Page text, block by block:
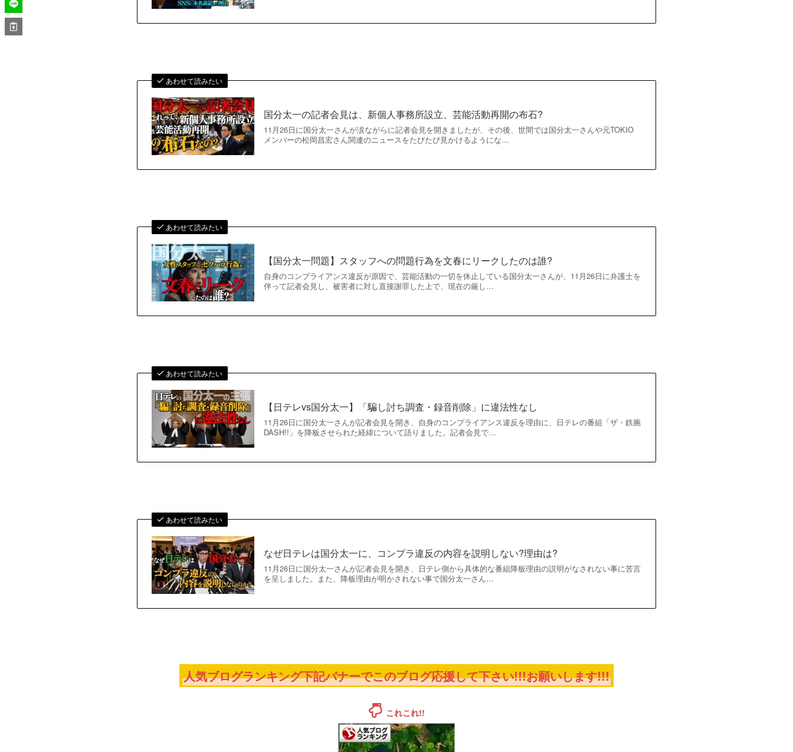
あわせて読みたい
国分太一の記者会見は、新個人事務所設立、芸能活動再開の布石?
11月26日に国分太一さんが涙ながらに記者会見を開きましたが、その後、世間では国分太一さんや元TOKIO
メンバーの松岡昌宏さん関連のニュースをたびたび見かけるようにな…
あわせて読みたい
【国分太一問題】スタッフへの問題行為を文春にリークしたのは誰?
自身のコンプライアンス違反が原因で、芸能活動の一切を休止している国分太一さんが、11月26日に弁護士を
伴って記者会見し、被害者に対し直接謝罪した上で、現在の厳し…
あわせて読みたい
【日テレvs国分太一】「騙し討ち調査・録音削除」に違法性なし
11月26日に国分太一さんが記者会見を開き、自身のコンプライアンス違反を理由に、日テレの番組「ザ・鉄腕
DASH!!」を降板させられた経緯について語りました。記者会見で…
あわせて読みたい
なぜ日テレは国分太一に、コンプラ違反の内容を説明しない?理由は?
11月26日に国分太一さんが記者会見を開き、日テレ側から具体的な番組降板理由の説明がなされない事に苦言
を呈しました。また、降板理由が明かされない事で国分太一さん…
人気ブログランキング下記バナーでこのブログ応援して下さい!!!お願いします!!!
これこれ!!